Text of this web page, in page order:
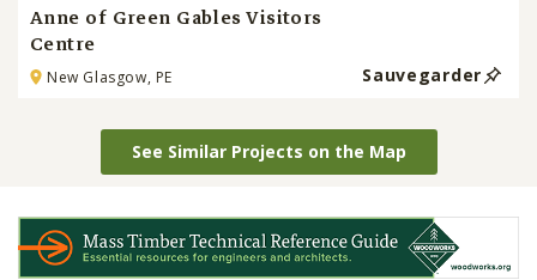
Anne of Green Gables Visitors
Centre
New Glasgow, PE Sauvegarder
See Similar Projects on the Map